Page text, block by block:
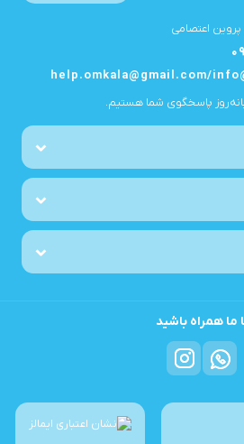
پروین اعتصامی
help.omkala@gmail.com/
ما همراه باشید